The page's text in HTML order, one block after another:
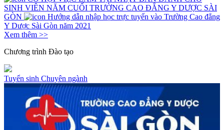
SINH VIÊN NĂM CUỐI TRƯỜNG CAO ĐẲNG Y DƯỢC SÀI
GÒN
Hướng dẫn nhập học trực tuyến vào Trường Cao đẳng
Y Dược Sài Gòn năm 2021
Xem thêm >>
Chương trình Đào tạo
Tuyển sinh Chuyên ngành